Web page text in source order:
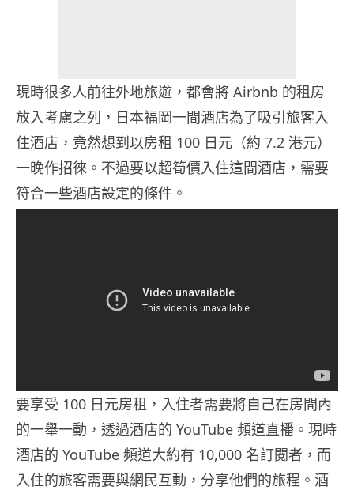
現時很多人前往外地旅遊，都會將 Airbnb 的租房
放入考慮之列，日本福岡一間酒店為了吸引旅客入
住酒店，竟然想到以房租 100 日元（約 7.2 港元）
一晚作招徠。不過要以超筍價入住這間酒店，需要
符合一些酒店設定的條件。
要享受 100 日元房租，入住者需要將自己在房間內
的一舉一動，透過酒店的 YouTube 頻道直播。現時
酒店的 YouTube 頻道大約有 10,000 名訂閱者，而
入住的旅客需要與網民互動，分享他們的旅程。酒